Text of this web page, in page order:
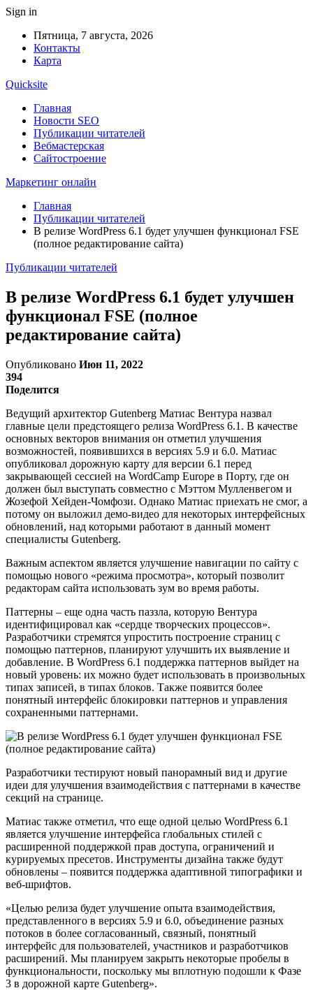
Sign in
Пятница, 7 августа, 2026
Контакты
Карта
Quicksite
Главная
Новости SEO
Публикации читателей
Вебмастерская
Сайтостроение
Маркетинг онлайн
Главная
Публикации читателей
В релизе WordPress 6.1 будет улучшен функционал FSE
(полное редактирование сайта)
Публикации читателей
В релизе WordPress 6.1 будет улучшен
функционал FSE (полное
редактирование сайта)
Опубликовано Июн 11, 2022
394
Поделится
Ведущий архитектор Gutenberg Матиас Вентура назвал
главные цели предстоящего релиза WordPress 6.1. В качестве
основных векторов внимания он отметил улучшения
возможностей, появившихся в версиях 5.9 и 6.0. Матиас
опубликовал дорожную карту для версии 6.1 перед
закрывающей сессией на WordCamp Europe в Порту, где он
должен был выступать совместно с Мэттом Мулленвегом и
Жозефой Хейден-Чомфози. Однако Матиас приехать не смог, а
потому он выложил демо-видео для некоторых интерфейсных
обновлений, над которыми работают в данный момент
специалисты Gutenberg.
Важным аспектом является улучшение навигации по сайту с
помощью нового «режима просмотра», который позволит
редакторам сайта использовать зум во время работы.
Паттерны – еще одна часть паззла, которую Вентура
идентифицировал как «сердце творческих процессов».
Разработчики стремятся упростить построение страниц с
помощью паттернов, планируют улучшить их выявление и
добавление. В WordPress 6.1 поддержка паттернов выйдет на
новый уровень: их можно будет использовать в произвольных
типах записей, в типах блоков. Также появится более
понятный интерфейс блокировки паттернов и управления
сохраненными паттернами.
Разработчики тестируют новый панорамный вид и другие
идеи для улучшения взаимодействия с паттернами в качестве
секций на странице.
Матиас также отметил, что еще одной целью WordPress 6.1
является улучшение интерфейса глобальных стилей с
расширенной поддержкой прав доступа, ограничений и
курируемых пресетов. Инструменты дизайна также будут
обновлены – появится поддержка адаптивной типографики и
веб-шрифтов.
«Целью релиза будет улучшение опыта взаимодействия,
представленного в версиях 5.9 и 6.0, объединение разных
потоков в более согласованный, связный, понятный
интерфейс для пользователей, участников и разработчиков
расширений. Мы планируем закрыть некоторые пробелы в
функциональности, поскольку мы вплотную подошли к Фазе
3 в дорожной карте Gutenberg».